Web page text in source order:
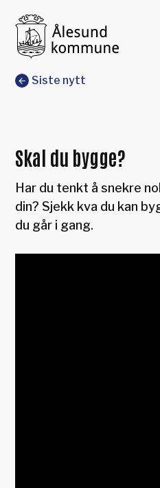
Du er her:
Siste nytt
Skal du bygge?
Har du tenkt å snekre
din? Sjekk kva du kan
du går i gang.